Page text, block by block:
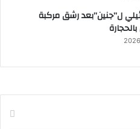
ل”جنين”بعد رشق مركبة